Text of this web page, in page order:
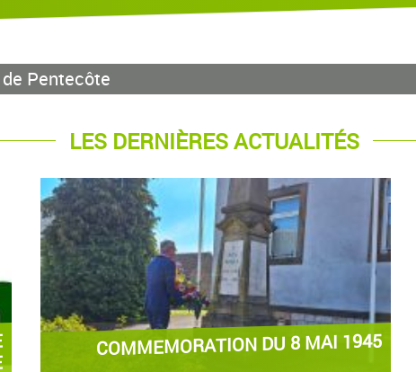
Pentecôte
LES DERNIÈRES ACTUALITÉS
COMMEMORATION DU 8 MAI 1945